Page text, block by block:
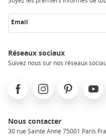
Email
Réseaux sociaux
Suivez nous sur nos réseaux
FacebookInstagramPinterest
Nous contacter
30 rue Sainte Anne 75001 Paris